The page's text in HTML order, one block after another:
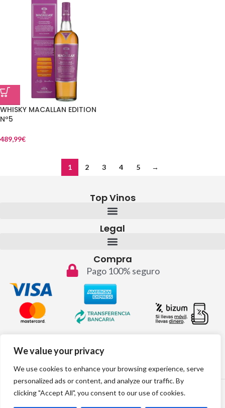
We value your privacy
We use cookies to enhance your browsing experience, serve
personalized ads or content, and analyze our traffic. By
clicking "Accept All", you consent to our use of cookies.
WHISKY MACALLAN EDITION
Nº5
489,99€
1 2 3 4 5 →
Top Vinos
Legal
Compra
Pago 100% seguro
info@topvinos.com
2024 © Todos los derechos reservados
Desarrollo web por: